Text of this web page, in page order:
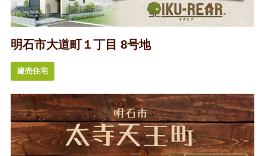
明石市大道町１丁目 8号地
建売住宅